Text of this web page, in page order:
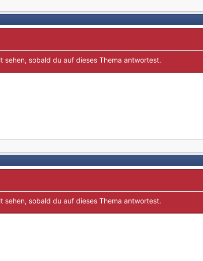
sehen, sobald du auf dieses Thema antwortest.
sehen, sobald du auf dieses Thema antwortest.